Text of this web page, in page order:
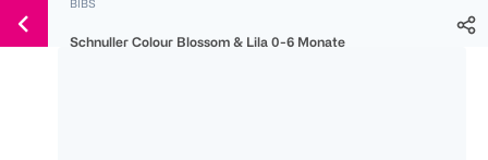
150 Ös
300 Ös
500 Ös
Weiter
zum
BIBS
Schnuller Colour Blossom & Lila 0-6 Monate